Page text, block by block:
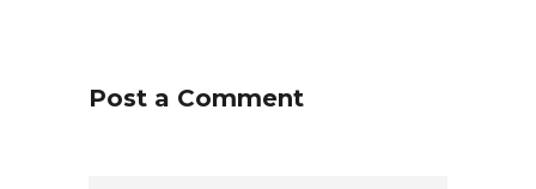
Post a Comment